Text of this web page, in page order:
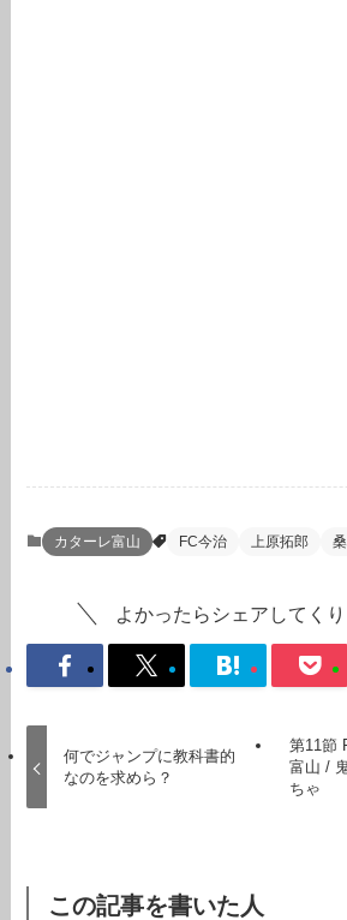
カターレ富山 FC今治 上原拓郎
よかったらシェアしてく
何でジャンプに教科書的
なのを求めら？
第11節
富山 /
ちゃ
この記事を書いた人